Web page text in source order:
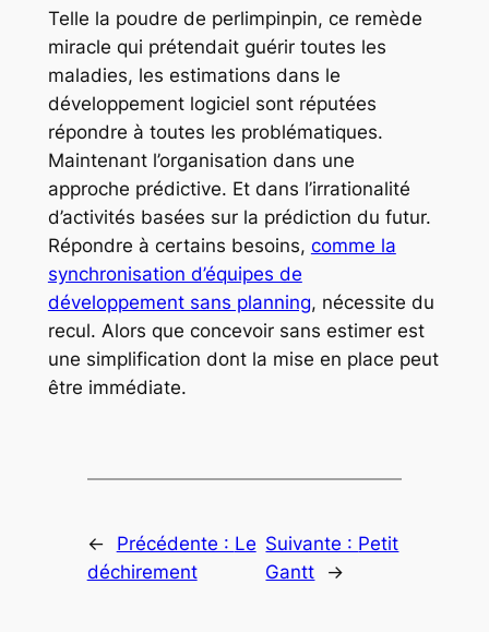
Telle la poudre de perlimpinpin, ce remède
miracle qui prétendait guérir toutes les
maladies, les estimations dans le
développement logiciel sont réputées
répondre à toutes les problématiques.
Maintenant l’organisation dans une
approche prédictive. Et dans l’irrationalité
d’activités basées sur la prédiction du futur.
Répondre à certains besoins, comme la
synchronisation d’équipes de
développement sans planning, nécessite du
recul. Alors que concevoir sans estimer est
une simplification dont la mise en place peut
être immédiate.
← Précédente : Le
déchirement
Suivante : Petit
Gantt
→